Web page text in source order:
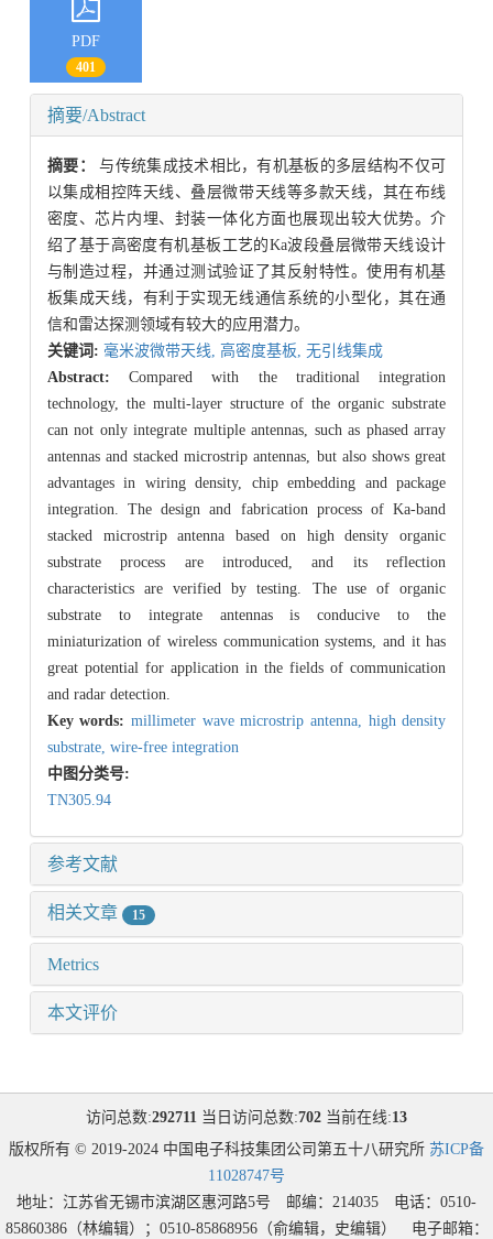
PDF
401
摘要/Abstract
摘要：与传统集成技术相比，有机基板的多层结构不仅可
以集成相控阵天线、叠层微带天线等多款天线，其在布线
密度、芯片内埋、封装一体化方面也展现出较大优势。介
绍了基于高密度有机基板工艺的Ka波段叠层微带天线设计
与制造过程，并通过测试验证了其反射特性。使用有机基
板集成天线，有利于实现无线通信系统的小型化，其在通
信和雷达探测领域有较大的应用潜力。
关键词: 毫米波微带天线, 高密度基板, 无引线集成
Abstract:Compared with the traditional integration
technology, the multi-layer structure of the organic substrate
can not only integrate multiple antennas, such as phased array
antennas and stacked microstrip antennas, but also shows great
advantages in wiring density, chip embedding and package
integration. The design and fabrication process of Ka-band
stacked microstrip antenna based on high density organic
substrate process are introduced, and its reflection
characteristics are verified by testing. The use of organic
substrate to integrate antennas is conducive to the
miniaturization of wireless communication systems, and it has
great potential for application in the fields of communication
and radar detection.
Key words:millimeter wave microstrip antenna, high density
substrate, wire-free integration
中图分类号:
TN305.94
参考文献
相关文章 15
Metrics
本文评价
访问总数:292711 当日访问总数:702 当前在线:13
版权所有 © 2019-2024 中国电子科技集团公司第五十八研究所 苏ICP备
11028747号
地址：江苏省无锡市滨湖区惠河路5号 邮编：214035 电话：0510-
85860386（林编辑）；0510-85868956（俞编辑，史编辑） 电子邮箱：